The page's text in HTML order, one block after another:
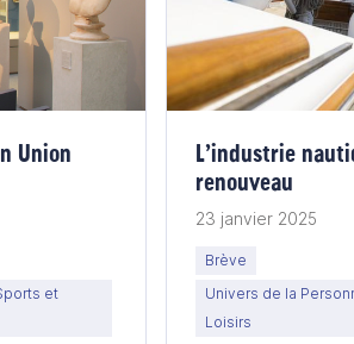
Union
et
L’industrie
renouveau
23 janvier 2025
Brève
Univers de la
Loisirs